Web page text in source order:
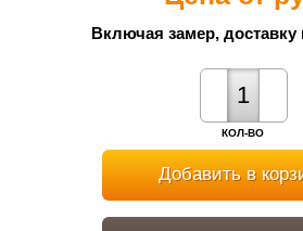
Включая замер, доставку
КОЛ-ВО
Добавить в